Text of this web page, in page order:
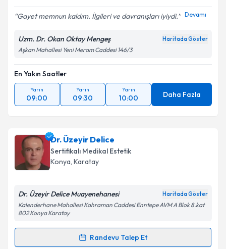
Gayet memnun kaldım. İlgileri ve davranışları iyiydi. Devamı
Uzm. Dr. Okan Oktay Mengeş Haritada Göster
Aşkan Mahallesi Yeni Meram Caddesi 146/3
En Yakın Saatler
Yarın
09:00
Yarın
09:30
Yarın
10:00 Daha Fazla
Dr. Üzeyir Delice
Sertifikalı Medikal Estetik
Konya, Karatay
Dr. Üzeyir Delice Muayenehanesi Haritada Göster
Kalenderhane Mahallesi Kahraman Caddesi Enntepe AVM A Blok 8.kat
802 Konya Karatay
Randevu Talep Et
Randevu Takvimi Talebi